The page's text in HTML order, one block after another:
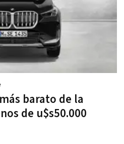
barato de la
de u$s50.000